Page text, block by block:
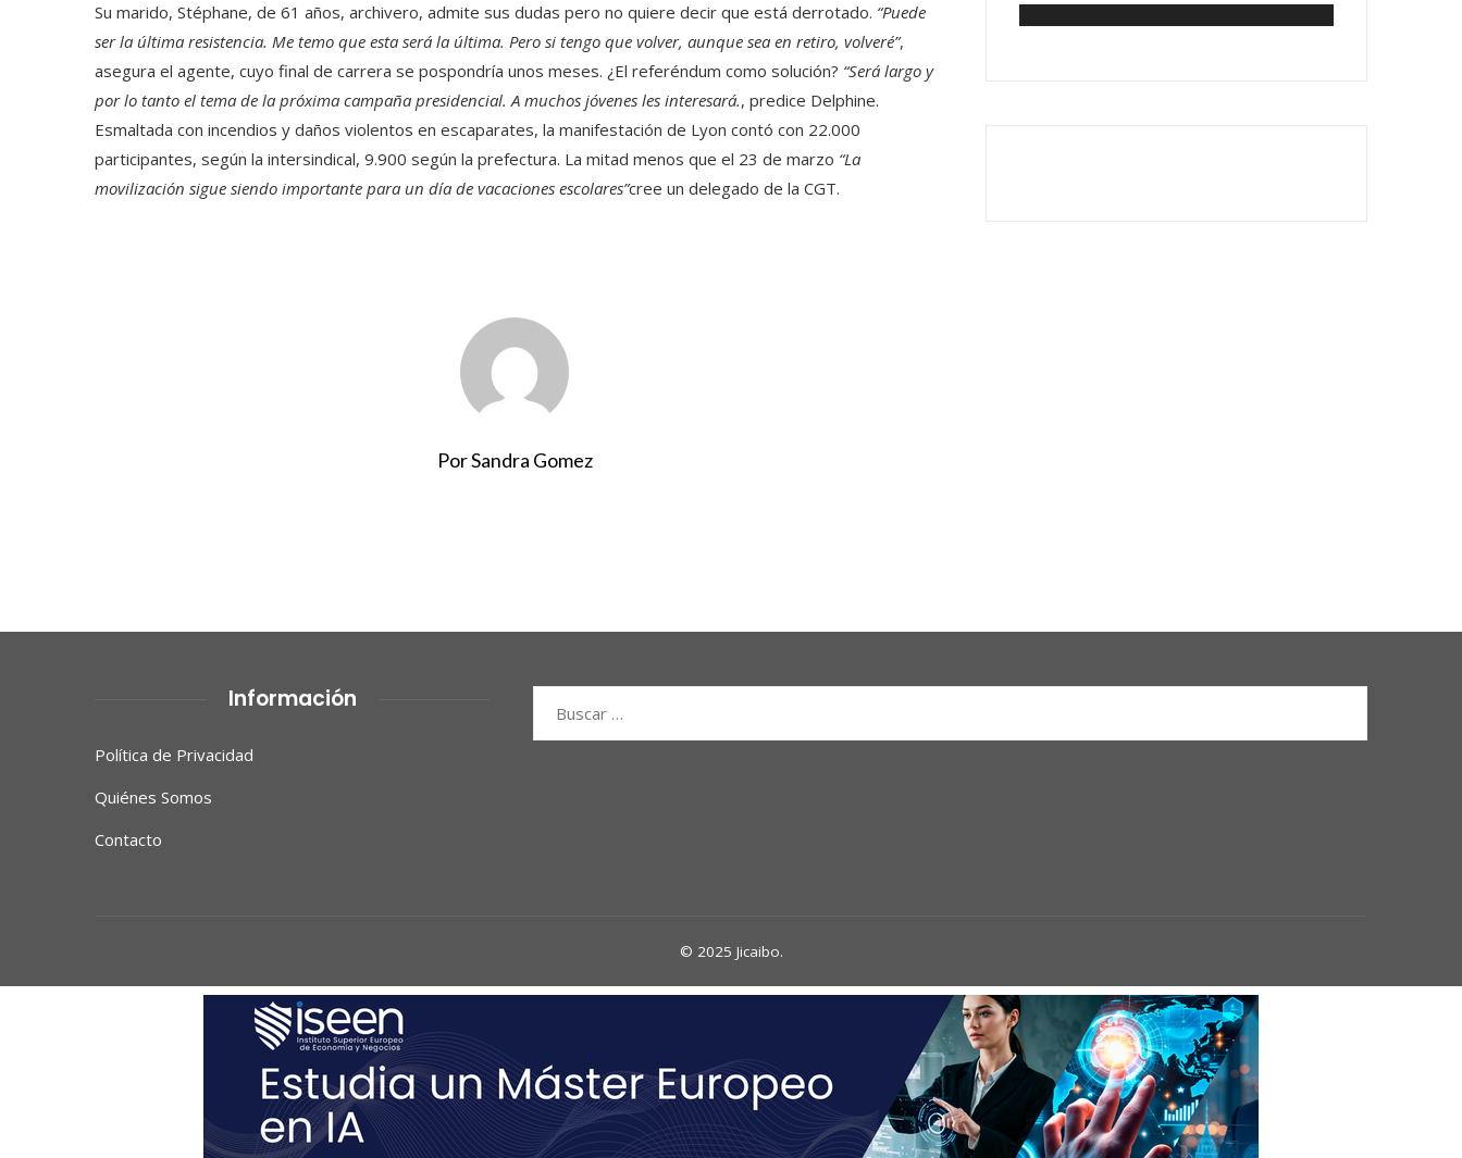
Su marido, Stéphane, de 61 años, archivero, admite sus dudas pero no quiere decir que está derrotado. “Puede
ser la última resistencia. Me temo que esta será la última. Pero si tengo que volver, aunque sea en retiro, volveré”,
asegura el agente, cuyo final de carrera se pospondría unos meses. ¿El referéndum como solución? “Será largo y
por lo tanto el tema de la próxima campaña presidencial. A muchos jóvenes les interesará., predice Delphine.
Esmaltada con incendios y daños violentos en escaparates, la manifestación de Lyon contó con 22.000
participantes, según la intersindical, 9.900 según la prefectura. La mitad menos que el 23 de marzo “La
movilización sigue siendo importante para un día de vacaciones escolares”cree un delegado de la CGT.
Por Sandra Gomez
Información
Política de Privacidad
Quiénes Somos
Contacto
© 2025 Jicaibo.